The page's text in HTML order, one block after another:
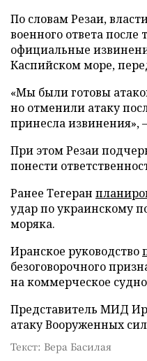
По словам Резаи,
военного ответа после
официальные
Каспийском море,
«Мы были готовы
но отменили атаку
принесла извинения»,
При этом Резаи
понести
Ранее Тегеран
удар по украинскому
моряка.
Иранское руководство
безоговорочного
на коммерческое
Представитель МИД
атаку Вооруженных
Текст: Вера Басилая